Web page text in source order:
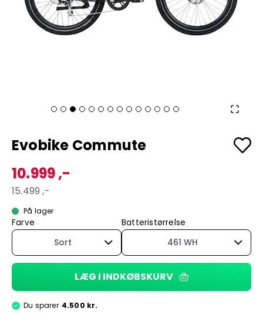
Evobike Commute
10.999 ,-
15.499 ,-
På lager
Farve
Sort
Batteristørrelse
461 WH
LÆG I INDKØBSKURV
Du sparer 4.500 kr.